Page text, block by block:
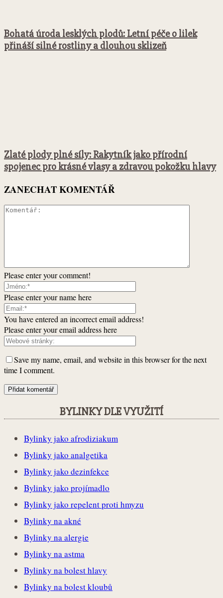
Bohatá úroda lesklých plodů: Letní péče o lilek
přináší silné rostliny a dlouhou sklizeň
Zlaté plody plné síly: Rakytník jako přírodní
spojenec pro krásné vlasy a zdravou pokožku hlavy
ZANECHAT KOMENTÁŘ
Please enter your comment!
Please enter your name here
You have entered an incorrect email address!
Please enter your email address here
Save my name, email, and website in this browser for the next
time I comment.
BYLINKY DLE VYUŽITÍ
Bylinky jako afrodiziakum
Bylinky jako analgetika
Bylinky jako dezinfekce
Bylinky jako projímadlo
Bylinky jako repelent proti hmyzu
Bylinky na akné
Bylinky na alergie
Bylinky na astma
Bylinky na bolest hlavy
Bylinky na bolest kloubů